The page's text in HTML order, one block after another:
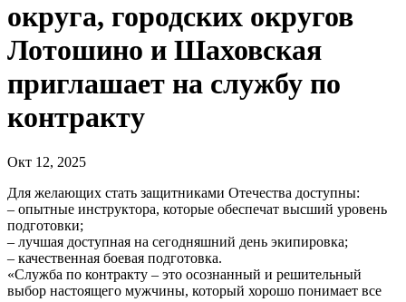
округа, городских округов
Лотошино и Шаховская
приглашает на службу по
контракту
Окт 12, 2025
Для желающих стать защитниками Отечества доступны:
– опытные инструктора, которые обеспечат высший уровень
подготовки;
– лучшая доступная на сегодняшний день экипировка;
– качественная боевая подготовка.
«Служба по контракту – это осознанный и решительный
выбор настоящего мужчины, который хорошо понимает все